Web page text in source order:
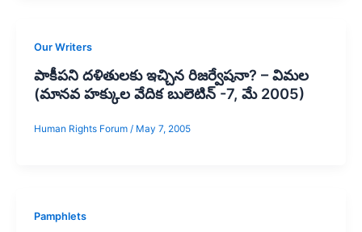
Our Writers
పాకీపని దళితులకు ఇచ్చిన రిజర్వేషనా? – విమల
(మానవ హక్కుల వేదిక బులెటిన్ -7, మే 2005)
Human Rights Forum / May 7, 2005
Pamphlets